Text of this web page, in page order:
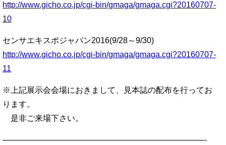
http://www.gicho.co.jp/cgi-bin/gmaga/gmaga.cgi?20160707-
10
センサエキスポジャパン2016(9/28～9/30)
http://www.gicho.co.jp/cgi-bin/gmaga/gmaga.cgi?20160707-
11
※上記展示会会場におきまして、見本誌の配布を行ってお
ります。
是非ご来場下さい。
—————————————————————————-